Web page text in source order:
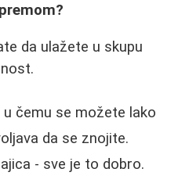
da ulažete u skupu
čemu se možete lako
da se znojite.
- sve je to dobro.